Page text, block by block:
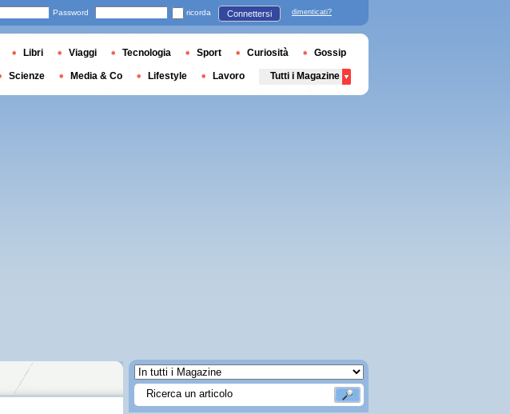
Password ricorda Connettersi dimenticati?
Libri Viaggi Tecnologia Sport Curiosità Gossip
Scienze Media & Co Lifestyle Lavoro Tutti i Magazine